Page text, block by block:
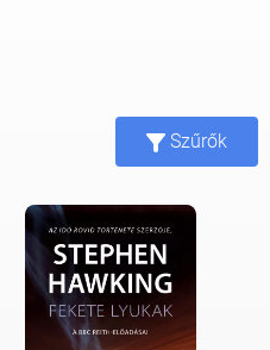
Szűrők